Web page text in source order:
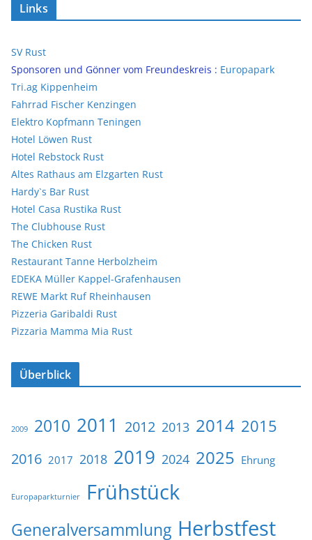
Links
SV Rust
Sponsoren und Gönner vom Freundeskreis : Europapark
Tri.ag Kippenheim
Fahrrad Fischer Kenzingen
Elektro Kopfmann Teningen
Hotel Löwen Rust
Hotel Rebstock Rust
Altes Rathaus am Elzgarten Rust
Hardy`s Bar Rust
Hotel Casa Rustika Rust
The Clubhouse Rust
The Chicken Rust
Restaurant Tanne Herbolzheim
EDEKA Müller Kappel-Grafenhausen
REWE Markt Ruf Rheinhausen
Pizzeria Garibaldi Rust
Pizzaria Mamma Mia Rust
Überblick
2009 2010 2011 2012 2013 2014 2015
2016 2017 2018 2019 2024 2025 Ehrung
Europaparkturnier Frühstück
Generalversammlung Herbstfest